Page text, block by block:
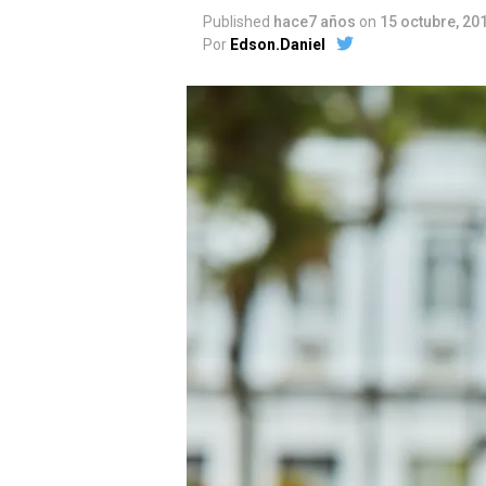
Published hace7 años on 15 octubre,
Por Edson.Daniel